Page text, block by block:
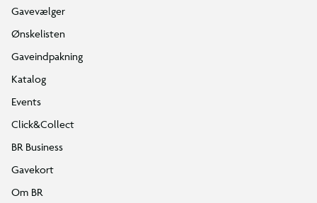
Gavevælger
Ønskelisten
Gaveindpakning
Katalog
Events
Click&Collect
BR Business
Gavekort
Om BR